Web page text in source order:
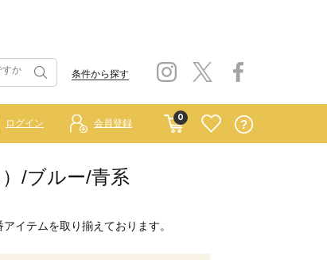
条件から探す
0
ログイン 会員登録
/ブルー/青系
アイテムを取り揃えております。